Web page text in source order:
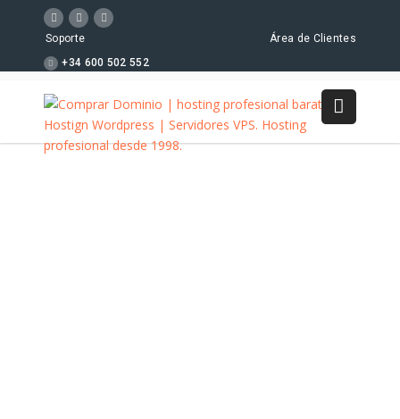
Soporte
Área de Clientes
+34 600 502 552